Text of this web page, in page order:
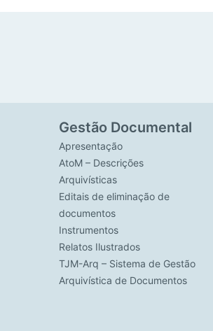
Gestão Documental
Apresentação
AtoM – Descrições
Arquivísticas
Editais de eliminação de
documentos
Instrumentos
Relatos Ilustrados
TJM-Arq – Sistema de Gestão
Arquivística de Documentos